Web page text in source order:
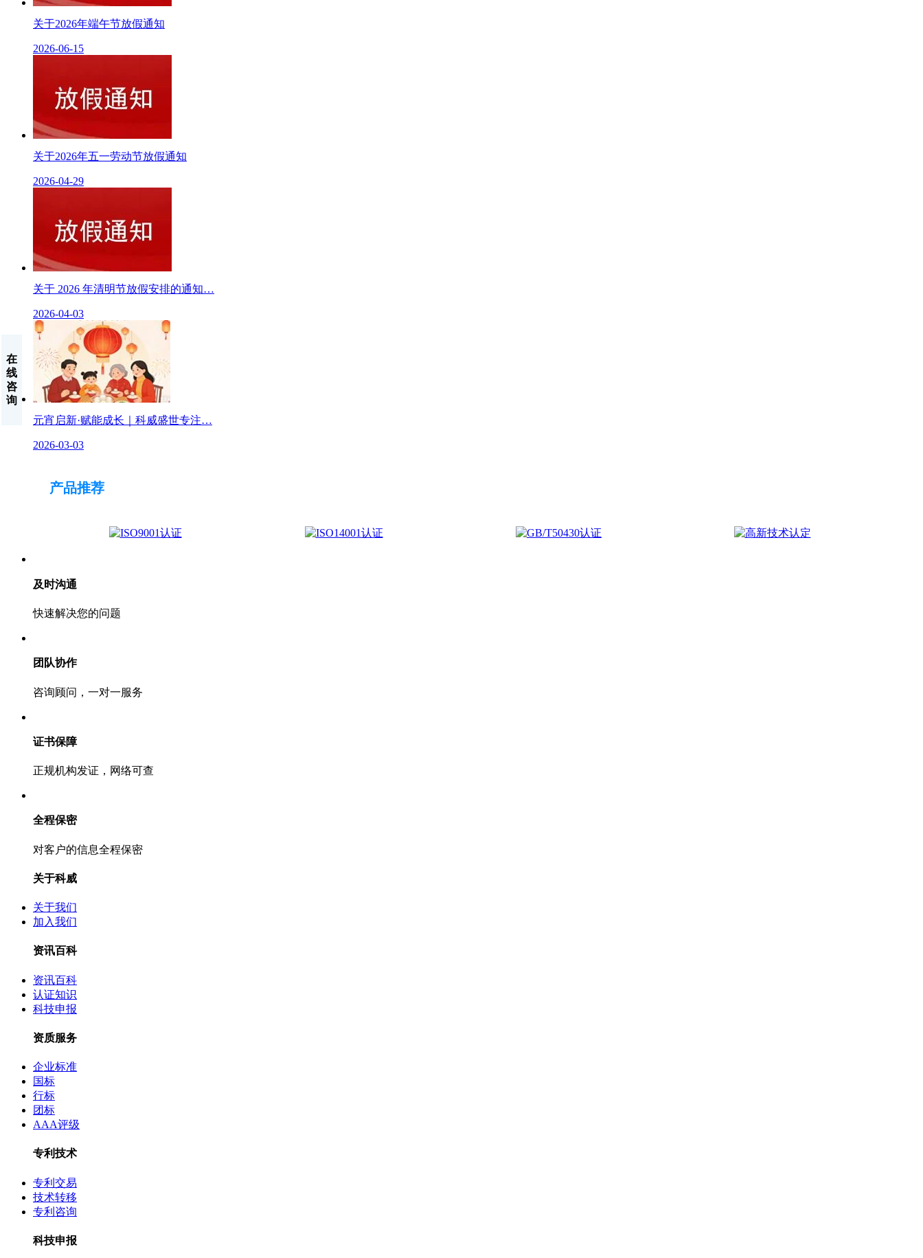
关于2026年端午节放假通知
2026-06-15
关于2026年五一劳动节放假通知
2026-04-29
关于 2026 年清明节放假安排的通知…
2026-04-03
元宵启新·赋能成长｜科威盛世专注…
2026-03-03
产品推荐
及时沟通
快速解决您的问题
团队协作
咨询顾问，一对一服务
证书保障
正规机构发证，网络可查
全程保密
对客户的信息全程保密
关于科威
关于我们
加入我们
资讯百科
资讯百科
认证知识
科技申报
资质服务
企业标准
国标
行标
团标
AAA评级
专利技术
专利交易
技术转移
专利咨询
科技申报
在
线
咨
询